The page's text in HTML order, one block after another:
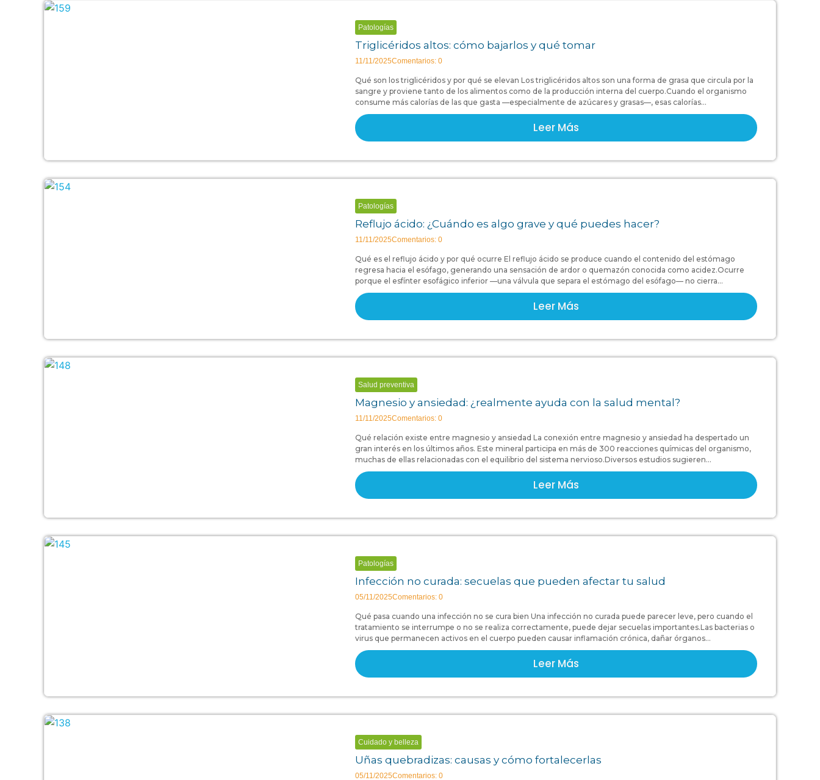
Patologías
Triglicéridos altos: cómo bajarlos y qué tomar
11/11/2025Comentarios: 0
Qué son los triglicéridos y por qué se elevan Los triglicéridos altos son una forma de grasa que circula por la
sangre y proviene tanto de los alimentos como de la producción interna del cuerpo.Cuando el organismo
consume más calorías de las que gasta —especialmente de azúcares y grasas—, esas calorías...
Leer Más
Patologías
Reflujo ácido: ¿Cuándo es algo grave y qué puedes hacer?
11/11/2025Comentarios: 0
Qué es el reflujo ácido y por qué ocurre El reflujo ácido se produce cuando el contenido del estómago
regresa hacia el esófago, generando una sensación de ardor o quemazón conocida como acidez.Ocurre
porque el esfínter esofágico inferior —una válvula que separa el estómago del esófago— no cierra...
Leer Más
Salud preventiva
Magnesio y ansiedad: ¿realmente ayuda con la salud mental?
11/11/2025Comentarios: 0
Qué relación existe entre magnesio y ansiedad La conexión entre magnesio y ansiedad ha despertado un
gran interés en los últimos años. Este mineral participa en más de 300 reacciones químicas del organismo,
muchas de ellas relacionadas con el equilibrio del sistema nervioso.Diversos estudios sugieren...
Leer Más
Patologías
Infección no curada: secuelas que pueden afectar tu salud
05/11/2025Comentarios: 0
Qué pasa cuando una infección no se cura bien Una infección no curada puede parecer leve, pero cuando el
tratamiento se interrumpe o no se realiza correctamente, puede dejar secuelas importantes.Las bacterias o
virus que permanecen activos en el cuerpo pueden causar inflamación crónica, dañar órganos...
Leer Más
Cuidado y belleza
Uñas quebradizas: causas y cómo fortalecerlas
05/11/2025Comentarios: 0